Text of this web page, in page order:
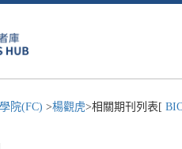
院(FC) >楊觀虎>相關期刊列表[